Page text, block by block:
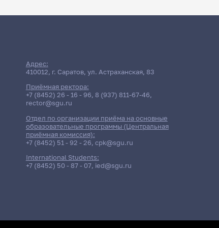
Адрес:
410012, г. Саратов, ул. Астраханская, 83
Приёмная ректора:
+7 (8452) 26 - 16 - 96, 8 (937) 811-67-46,
rector@sgu.ru
Отдел по организации приёма на основные
образовательные программы (Центральная
приёмная комиссия):
+7 (8452) 51 - 92 - 26, cpk@sgu.ru
International Students:
+7 (8452) 50 - 87 - 07, ied@sgu.ru